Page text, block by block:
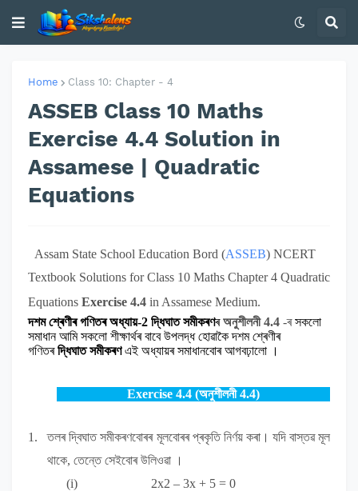
Home Class 10: Chapter - 4
ASSEB Class 10 Maths
Exercise 4.4 Solution in
Assamese | Quadratic
Equations
Assam State School Education Bord (ASSEB) NCERT
Textbook Solutions for Class 10 Maths Chapter 4 Quadratic
Equations Exercise 4.4 in Assamese Medium.
দশম শ্ৰেণীৰ গণিতৰ অধ্যায়-2 দ্ধিঘাত সমীকৰণৰঅনুশীলনী4.4 -ৰসকলো
সমাধান আমি সকলো শীক্ষাৰ্থৰ বাবে উপলদ্ধ হোৱাকৈ দশম শ্ৰেণীৰ
গণিতৰ দ্ধিঘাত সমীকৰণ এই অধ্যায়ৰসমাধানবোৰ আগবঢ়ালো ।
Exercise 4.4 (অনুশীলনী4.4)
1. তলৰ দ্বিঘাত সমীকৰণবোৰৰ মূলবোৰৰ প্ৰকৃতি নিৰ্ণয় কৰা। যদি বাস্তৱ মূল
থাকে, তেন্তে সেইবোৰ উলিওৱা ।
(i)
2x2 – 3x + 5 = 0